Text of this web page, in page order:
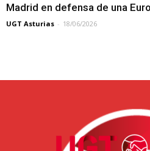
Madrid en defensa de una
UGT Asturias - 18/06/2026